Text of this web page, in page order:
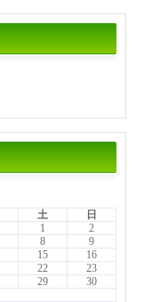
土
日
1
2
8
9
15
16
22
23
29
30